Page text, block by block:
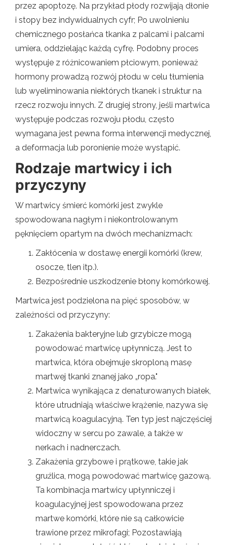
przez apoptozę. Na przykład płody rozwijają dłonie
i stopy bez indywidualnych cyfr; Po uwolnieniu
chemicznego posłańca tkanka z palcami i palcami
umiera, oddzielając każdą cyfrę. Podobny proces
występuje z różnicowaniem płciowym, ponieważ
hormony prowadzą rozwój płodu w celu tłumienia
lub wyeliminowania niektórych tkanek i struktur na
rzecz rozwoju innych. Z drugiej strony, jeśli martwica
występuje podczas rozwoju płodu, często
wymagana jest pewna forma interwencji medycznej,
a deformacja lub poronienie może wystąpić.
Rodzaje martwicy i ich
przyczyny
W martwicy śmierć komórki jest zwykle
spowodowana nagłym i niekontrolowanym
pęknięciem opartym na dwóch mechanizmach:
Zakłócenia w dostawę energii komórki (krew,
osocze, tlen itp.).
Bezpośrednie uszkodzenie błony komórkowej.
Martwica jest podzielona na pięć sposobów, w
zależności od przyczyny:
Zakażenia bakteryjne lub grzybicze mogą
powodować martwicę upłynniczą. Jest to
martwica, która obejmuje skroploną masę
martwej tkanki znanej jako „ropa."
Martwica wynikająca z denaturowanych białek,
które utrudniają właściwe krążenie, nazywa się
martwicą koagulacyjną. Ten typ jest najczęściej
widoczny w sercu po zawale, a także w
nerkach i nadnerczach.
Zakażenia grzybowe i prątkowe, takie jak
gruźlica, mogą powodować martwicę gazową.
Ta kombinacja martwicy upłynniczej i
koagulacyjnej jest spowodowana przez
martwe komórki, które nie są całkowicie
trawione przez mikrofagi; Pozostawiają